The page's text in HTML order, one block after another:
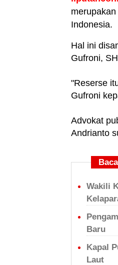
Indonesia.
Hal ini
Gufroni,
"Reserse
Gufroni
Advokat
Andrianto
Wakili
Baru
Kapal
Laut